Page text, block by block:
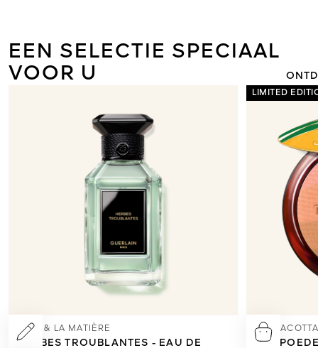
L’ART & LA MATIÈRE
HERBES TROUBLANTES - EAU DE
LIMITED
HET
EEN SELECTIE SPECIAAL
VOOR U